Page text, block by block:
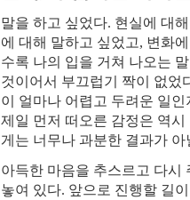
말을 하고 싶었다. 현실에 대
에 대해 말하고 싶었고, 변화
수록 나의 입을 거쳐 나오는
것이어서 부끄럽기 짝이 없었
이 얼마나 어렵고 두려운 일
제일 먼저 떠오른 감정은 역
게는 너무나 과분한 결과가
아득한 마음을 추스르고 다시
놓여 있다. 앞으로 진행할 길